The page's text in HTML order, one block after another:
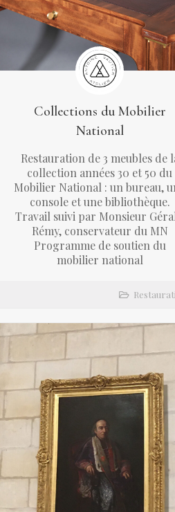
Collections du Mobilier
National
Restauration de 3 meubles de
collection années 30 et 50 du
Mobilier National : un bureau,
console et une bibliothèque.
Travail suivi par Monsieur
Rémy, conservateur du MN
Programme de soutien du
mobilier national